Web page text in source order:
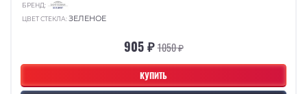
КУПИТЬ
БРЕНД:
ЦВЕТ СТЕКЛА:ЗЕЛЕНОЕ
905 ₽1050 ₽